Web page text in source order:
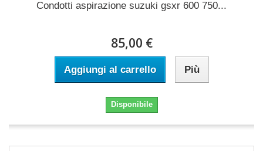
Condotti aspirazione suzuki gsxr 600 750...
85,00 €
Aggiungi al carrello Più
Disponibile